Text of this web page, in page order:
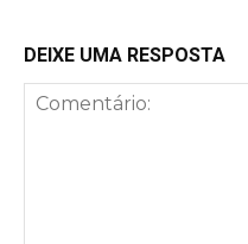
DEIXE UMA RESPOSTA